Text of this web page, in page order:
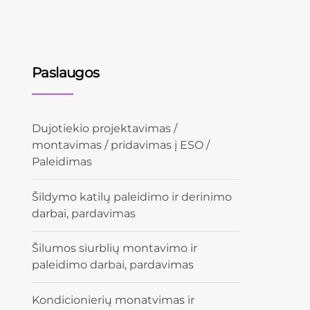
Paslaugos
Dujotiekio projektavimas /
montavimas / pridavimas į ESO /
Paleidimas
Šildymo katilų paleidimo ir derinimo
darbai, pardavimas
Šilumos siurblių montavimo ir
paleidimo darbai, pardavimas
Kondicionierių monatvimas ir